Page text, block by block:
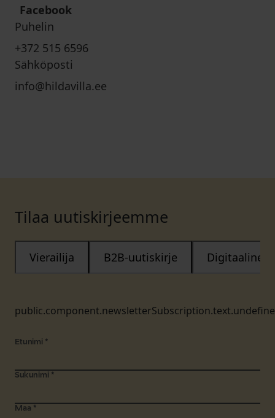
Facebook
Puhelin
+372 515 6596
Sähköposti
info@hildavilla.ee
Tilaa uutiskirjeemme
Vierailija B2B-uutiskirje Digitaalinen
Etunimi *
Sukunimi *
Maa *